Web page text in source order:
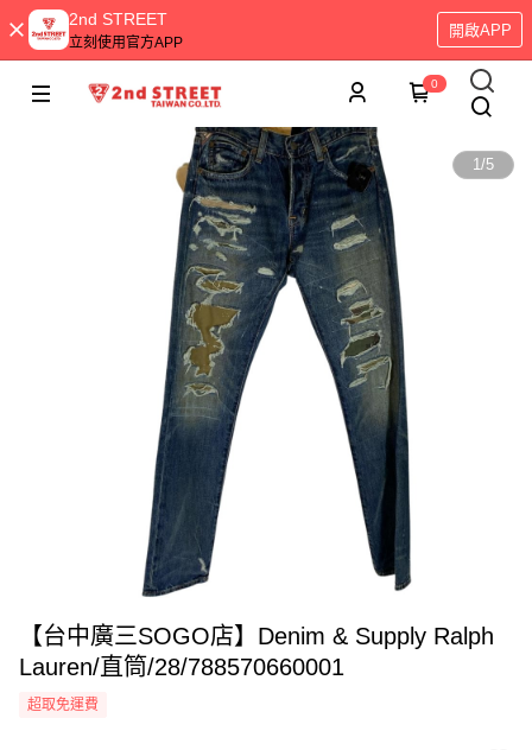
2nd STREET
立刻使用官方APP
開啟APP
0
1/5
【台中廣三SOGO店】Denim & Supply Ralph
Lauren/直筒/28/788570660001
超取免運費